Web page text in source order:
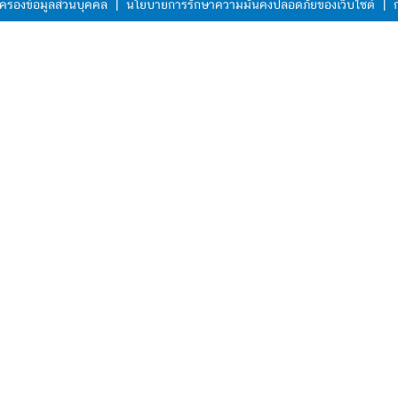
รองข้อมูลส่วนบุคคล | นโยบายการรักษาความมั่นคงปลอดภัยของเว็บไซต์ |